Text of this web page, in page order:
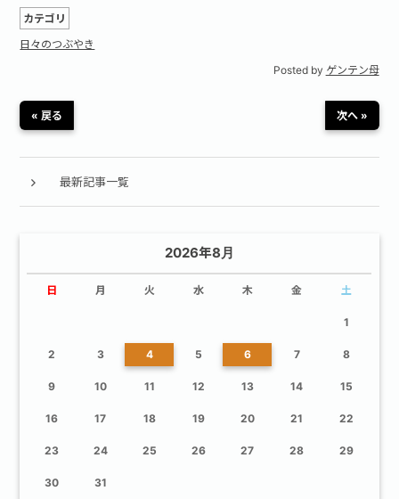
カテゴリ
日々のつぶやき
Posted by ゲンテン母
« 戻る 次へ »
最新記事一覧
2026年8月
日 月 火 水 木 金 土
1
2 3 4 5 6 7 8
9 10 11 12 13 14 15
16 17 18 19 20 21 22
23 24 25 26 27 28 29
30 31